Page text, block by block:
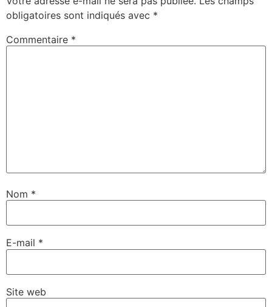
obligatoires sont indiqués avec *
Commentaire *
Nom *
E-mail *
Site web